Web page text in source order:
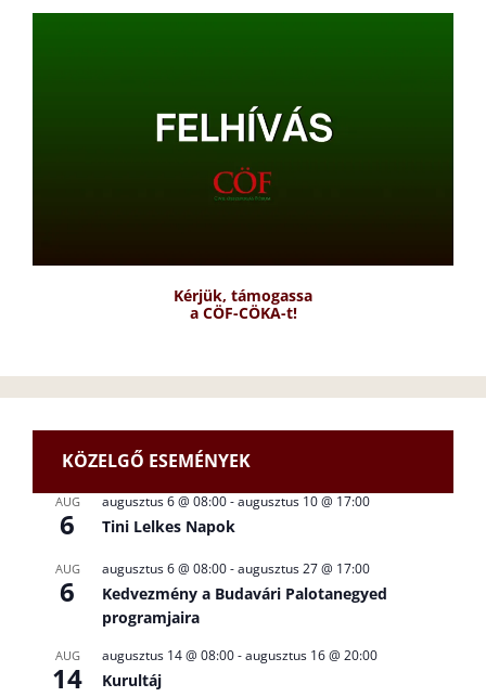
Kérjük, támogassa
a CÖF-CÖKA-t!
KÖZELGŐ ESEMÉNYEK
AUG
6
augusztus 6 @ 08:00-augusztus 10 @ 17:00
Tini Lelkes Napok
AUG
6
augusztus 6 @ 08:00-augusztus 27 @ 17:00
Kedvezmény a Budavári Palotanegyed
programjaira
AUG
14
augusztus 14 @ 08:00-augusztus 16 @ 20:00
Kurultáj